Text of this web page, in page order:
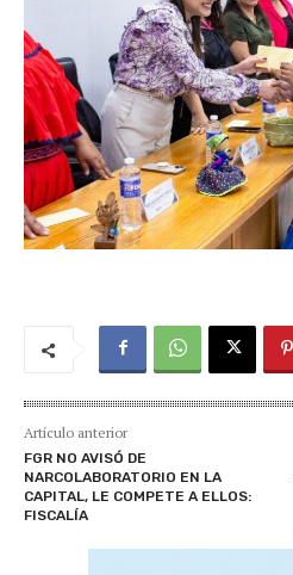
Artículo anterior
FGR NO AVISÓ DE
NARCOLABORATORIO EN LA
CAPITAL, LE COMPETE A ELLOS:
FISCALÍA